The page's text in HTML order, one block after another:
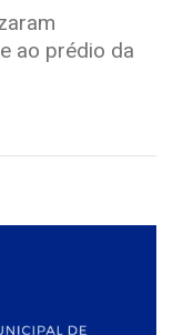
ao prédio da